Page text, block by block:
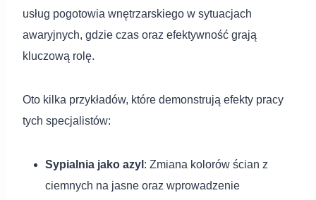
usług pogotowia wnętrzarskiego w sytuacjach
awaryjnych, gdzie czas oraz efektywność grają
kluczową rolę.
Oto kilka przykładów, które demonstrują efekty pracy
tych specjalistów:
Sypialnia jako azyl : Zmiana kolorów ścian z
ciemnych na jasne oraz wprowadzenie